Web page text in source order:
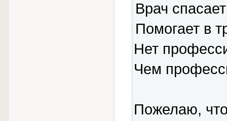
Врач
Помогает в
Нет
Чем
Пожелаю,